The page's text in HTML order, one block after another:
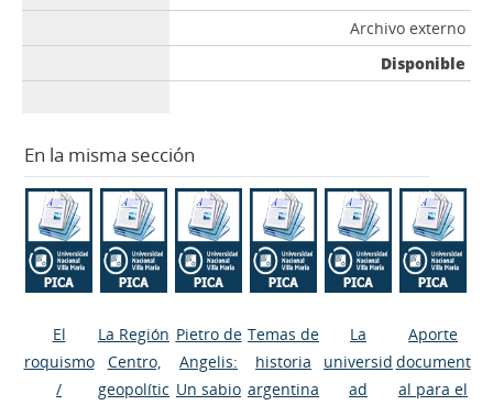
Archivo externo
Disponible
En la misma sección
El
roquismo
/
La Región
Centro,
geopolític
Pietro de
Angelis:
Un sabio
Temas de
historia
argentina
La
universid
ad
Aporte
document
al para el